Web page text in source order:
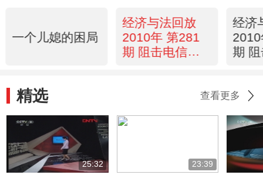
一个儿媳的困局
经济与法回放
2010年 第281
期 阻击电信诈
经济
期
精选 查看更多
25:32 23:39